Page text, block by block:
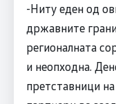
-Ниту еден од
државните
регионалната
и неопходна.
претставници